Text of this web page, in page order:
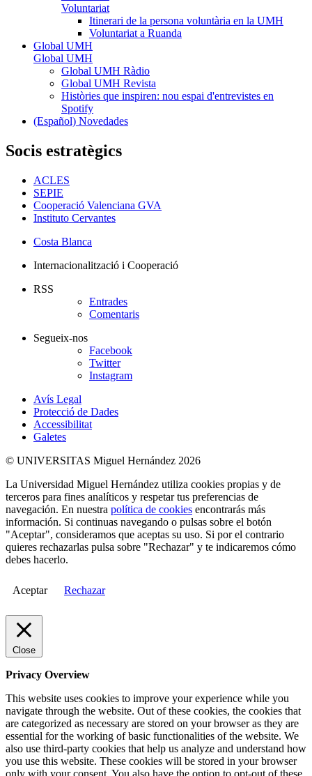
Voluntariat
Itinerari de la persona voluntària en la UMH
Voluntariat a Ruanda
Global UMH
Global UMH
Global UMH Ràdio
Global UMH Revista
Històries que inspiren: nou espai d'entrevistes en
Spotify
(Español) Novedades
Socis estratègics
ACLES
SEPIE
Cooperació Valenciana GVA
Instituto Cervantes
Costa Blanca
Internacionalització i Cooperació
RSS
Entrades
Comentaris
Segueix-nos
Facebook
Twitter
Instagram
Avís Legal
Protecció de Dades
Accessibilitat
Galetes
© UNIVERSITAS Miguel Hernández 2026
La Universidad Miguel Hernández utiliza cookies propias y de
terceros para fines analíticos y respetar tus preferencias de
navegación. En nuestra política de cookies encontrarás más
información. Si continuas navegando o pulsas sobre el botón
"Aceptar", consideramos que aceptas su uso. Si por el contrario
quieres rechazarlas pulsa sobre "Rechazar" y te indicaremos cómo
debes hacerlo.
Aceptar Rechazar
Close
Privacy Overview
This website uses cookies to improve your experience while you
navigate through the website. Out of these cookies, the cookies that
are categorized as necessary are stored on your browser as they are
essential for the working of basic functionalities of the website. We
also use third-party cookies that help us analyze and understand how
you use this website. These cookies will be stored in your browser
only with your consent. You also have the option to opt-out of these